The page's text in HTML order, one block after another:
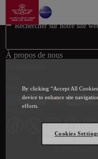
Saut au contenu principal
Aller à la
Bas de page
Rechercher sur notre site
À propos de nous
Modes de paiement
Web map
Plan du site
By clicking “Accept All
device to enhance site
efforts.
Cookies